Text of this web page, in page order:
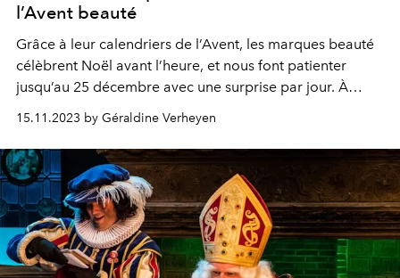
l’Avent beauté
Grâce à leur calendriers de l’Avent, les marques beauté
célèbrent Noël avant l’heure, et nous font patienter
jusqu’au 25 décembre avec une surprise par jour. À
shopper dès maintenant pour déjà se plonger dans
l’ambiance des fêtes de fin d’année !
15.11.2023 by Géraldine Verheyen